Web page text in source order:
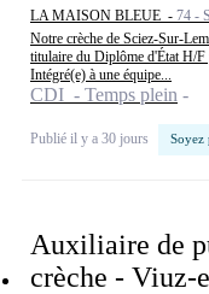
LA MAISON BLEUE - 74 -
Notre crèche de Sciez-Sur-
titulaire du Diplôme d'État H/F
Intégré(e) à une équipe...
CDI - Temps plein
Publié il y a 30 jours Soyez
Auxiliaire de
crèche - Viuz-